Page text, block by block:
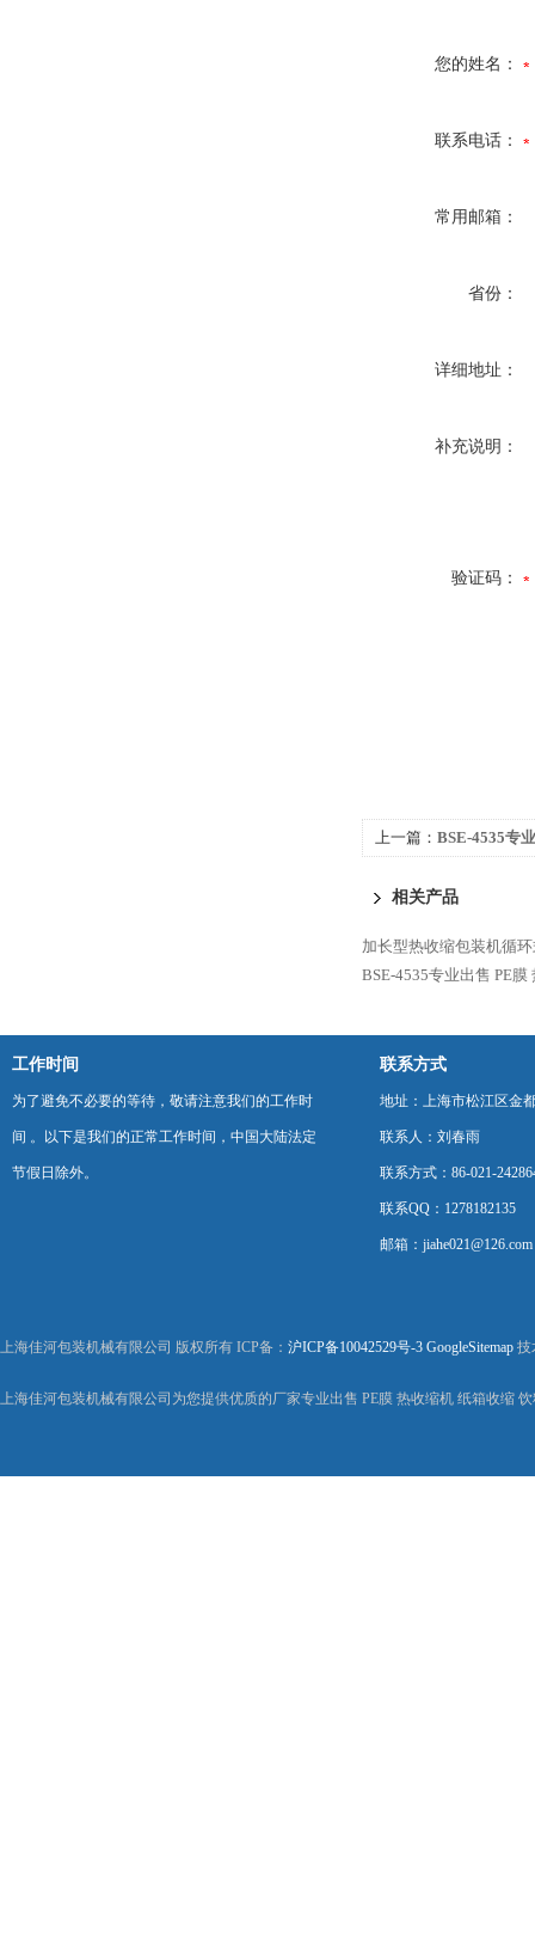
您的姓名：
联系电话：
常用邮箱：
省份：
详细地址：
补充说明：
验证码：
上一篇： BSE-4535专
相关产品
加长型热收缩包装机循
BSE-4535专业出售 PE
工作时间
为了避免不必要的等待，敬请注意我们的工作时
间 。以下是我们的正常工作时间，中国大陆法定
节假日除外。
联系方式
地址：上海市松江区金
联系人：刘春雨
联系方式：86-021-
联系QQ：1278182135
邮箱：jiahe021@126.com
上海佳河包装机械有限公司 版权所有 ICP备： 沪ICP备10042529号-3 GoogleSitemap 技
上海佳河包装机械有限公司为您提供优质的厂家专业出售 PE膜 热收缩机 纸箱收缩